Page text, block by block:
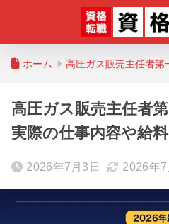
ホーム 高圧ガス販売主任者第
高圧ガス販売主任者
実際の仕事内容や給
2026年7月3日 2026年7